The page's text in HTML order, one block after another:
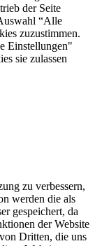
der Seite
“Alle
zuzustimmen.
Einstellungen"
sie zulassen
zu verbessern,
werden die als
gespeichert, da
der Website
Dritten, die uns